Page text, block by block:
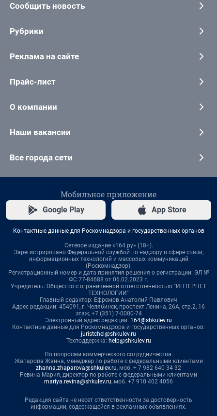
Сообщить новость
Рубрики
Реклама на сайте
Прайс-лист
О компании
Наши вакансии
Все города сети
Мобильное приложение
Google Play App Store
Контактные данные для Роскомнадзора и государственных органов
Сетевое издание «164.ру» (18+).
Зарегистрировано Федеральной службой по надзору в сфере связи,
информационных технологий и массовых коммуникаций
(Роскомнадзор).
Регистрационный номер и дата принятия решения о регистрации: ЭЛ №
ФС 77-84688 от 06.02.2023 г.
Учредитель: Общество с ограниченной ответственностью "ИНТЕРНЕТ
ТЕХНОЛОГИИ"
Главный редактор: Ефремов Анатолий Павлович
Адрес редакции: 454091, г. Челябинск, проспект Ленина, 26А, стр.2, 16
этаж, +7 (351) 7-0000-74
Электронный адрес редакции: 164@shkulev.ru
Контактные данные для Роскомнадзора и государственных органов:
juristchel@shkulev.ru
Техподдержка: help@shkulev.ru
По вопросам коммерческого сотрудничества:
Жапарова Жанна, менеджер по работе с федеральными клиентами
zhanna.zhaparova@shkulev.ru, моб. + 7 982 640 34 32
Ревина Мария, директор по работе с федеральными клиентами
mariya.revina@shkulev.ru, моб. +7 910 402 4056
Редакция сайта не несет ответственности за достоверность
информации, содержащейся в рекламных объявлениях.